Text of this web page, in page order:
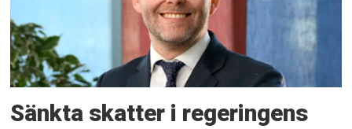
Sänkta skatter i regeringens